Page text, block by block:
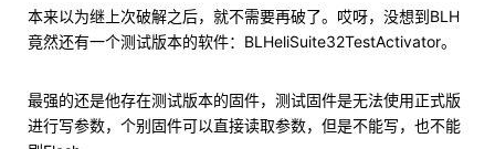
本来以为继上次破解之后，就不需要再破了。哎呀，没想到BLH
竟然还有一个测试版本的软件：BLHeliSuite32TestActivator。
最强的还是他存在测试版本的固件，测试固件是无法使用正式版
进行写参数，个别固件可以直接读取参数，但是不能写，也不能